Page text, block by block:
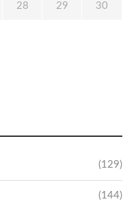
(129)
(144)
28 29 30